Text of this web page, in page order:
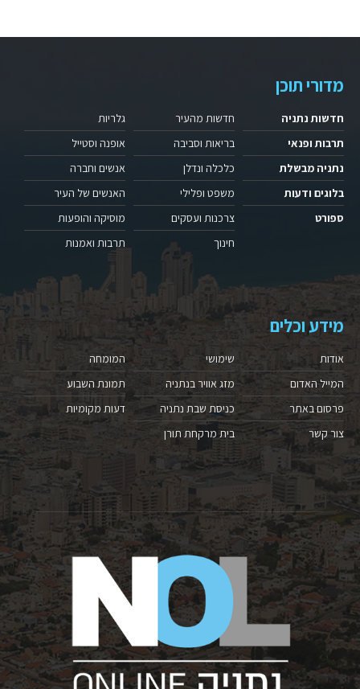
מדורי תוכן
חדשות נתניה
תרבות ופנאי
נתניה מבשלת
בלוגים ודעות
ספורט
חדשות מהעיר
בריאות וסביבה
כלכלה ונדלן
משפט ופלילי
צרכנות ועסקים
חינוך
גלריות
אופנה וסטייל
אנשים וחברה
האנשים של העיר
מוסיקה והופעות
תרבות ואמנות
מידע וכלים
אודות
המייל האדום
פרסום באתר
צור קשר
שימושי
מזג אוויר בנתניה
כניסת שבת נתניה
בית מרקחת תורן
המומחה
תמונת השבוע
דעות מקומיות